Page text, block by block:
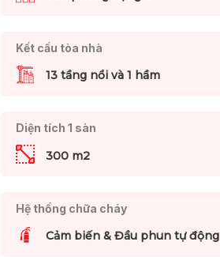
Kết cấu tòa nhà
13 tầng nổi và 1 hầm
Diện tích 1 sàn
300 m2
Hệ thống chữa cháy
Cảm biến & Đầu phun tự động